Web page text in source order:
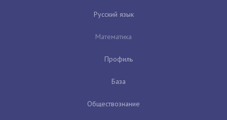
Русский язык
Математика
Профиль
База
Обществознание